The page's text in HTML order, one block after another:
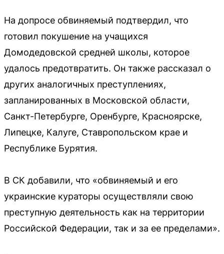
На допросе обвиняемый подтвердил, что
готовил покушение на учащихся
Домодедовской средней школы, которое
удалось предотвратить. Он также рассказал о
других аналогичных преступлениях,
запланированных в Московской области,
Санкт-Петербурге, Оренбурге, Красноярске,
Липецке, Калуге, Ставропольском крае и
Республике Бурятия.
В СК добавили, что «обвиняемый и его
украинские кураторы осуществляли свою
преступную деятельность как на территории
Российской Федерации, так и за ее пределами».